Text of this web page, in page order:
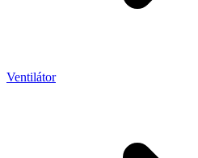
Ventilátor